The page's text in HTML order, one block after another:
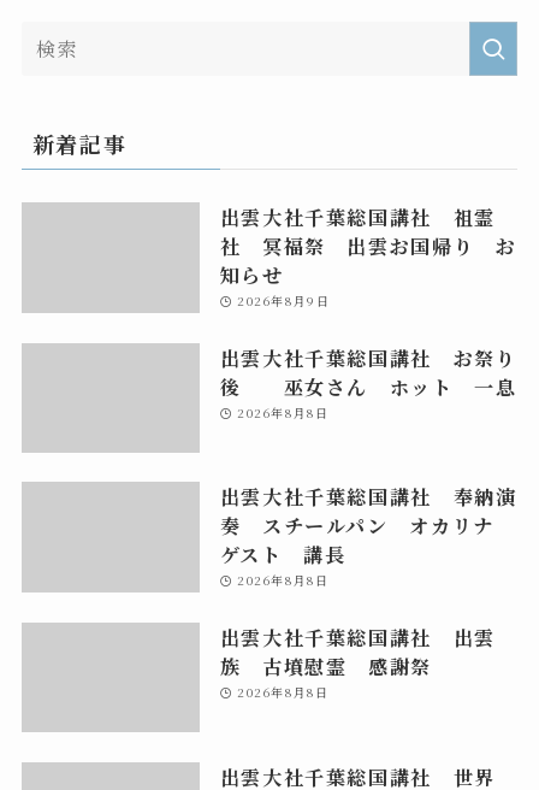
新着記事
出雲大社千葉総国講社 祖霊
社 冥福祭 出雲お国帰り お
知らせ
2026年8月9日
出雲大社千葉総国講社 お祭り
後 巫女さん ホット 一息
2026年8月8日
出雲大社千葉総国講社 奉納演
奏 スチールパン オカリナ
ゲスト 講長
2026年8月8日
出雲大社千葉総国講社 出雲
族 古墳慰霊 感謝祭
2026年8月8日
出雲大社千葉総国講社 世界